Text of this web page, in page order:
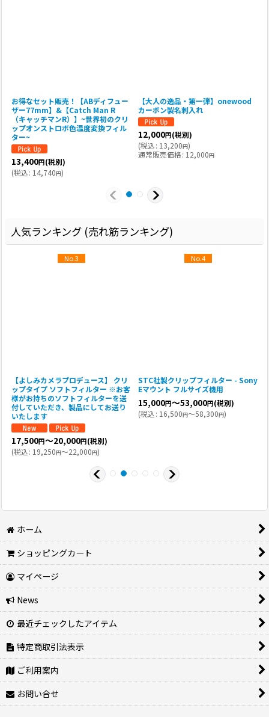
お得なセット販売！【ABディフュー
ザー77mm】&【Catch Man R
（キャッチマンR）】~世界初のクリ
ップオンストロボ色温度変換フィル
ター~
13,400円(税別)
(税込: 14,740円)
【大人の逸品・第一弾】onewood
カーボン製名刺入れ
12,000円(税別)
(税込: 13,200円)
通常販売価格: 12,000円
人気ランキング (売れ筋ランキング)
No.3
【よしみカメラプロデュース】 クリ
ップタイプ ソフトフィルター ※お客
様がお持ちのソフトフィルターを送
付していただき、製品にしてお送り
いたします
17,500円～20,000円(税別)
(税込: 19,250円～22,000円)
No.4
STC社製クリップフィルター - Sony
Eマウント フルサイズ機用
15,000円～53,000円(税別)
(税込: 16,500円～58,300円)
ホーム
ショッピングカート
マイページ
News
最近チェックしたアイテム
特定商取引法表示
ご利用案内
お問い合せ